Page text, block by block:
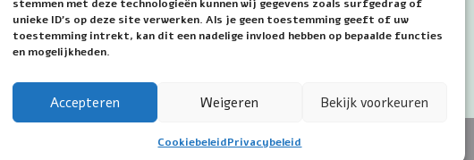
stemmen met deze technologieën kunnen wij gegevens zoals surfgedrag of
unieke ID's op deze site verwerken. Als je geen toestemming geeft of uw
toestemming intrekt, kan dit een nadelige invloed hebben op bepaalde functies
en mogelijkheden.
Accepteren Weigeren Bekijk voorkeuren
CookiebeleidPrivacybeleid